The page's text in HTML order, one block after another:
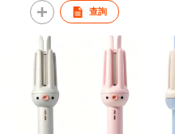
查詢